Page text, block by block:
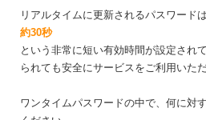
リアルタイムに更新されるパスワードは
約30秒
という非常に短い有効時間が設定され
られても安全にサービスをご利用いた
ワンタイムパスワードの中で、何に対